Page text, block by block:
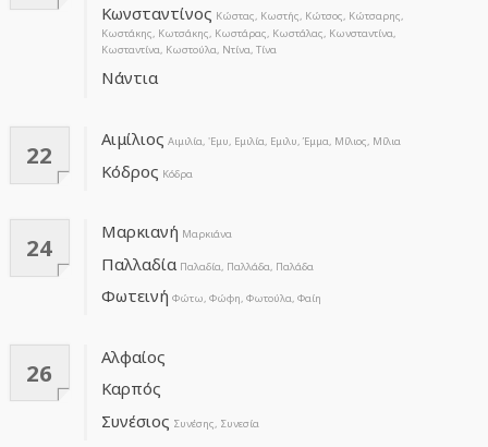
Κωνσταντίνος Κώστας, Κωστής, Κώτσος, Κώτσαρης,
Κωστάκης, Κωτσάκης, Κωστάρας, Κωστάλας, Κωνσταντίνα,
Κωσταντίνα, Κωστούλα, Ντίνα, Τίνα
Νάντια
22
Αιμίλιος Αιμιλία, 'Eμυ, Εμιλία, Εμιλυ, Έμμα, Μίλιος, Μίλια
Κόδρος Κόδρα
24
Μαρκιανή Μαρκιάνα
Παλλαδία Παλαδία, Παλλάδα, Παλάδα
Φωτεινή Φώτω, Φώφη, Φωτούλα, Φαίη
26
Αλφαίος
Καρπός
Συνέσιος Συνέσης, Συνεσία